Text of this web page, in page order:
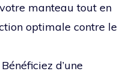
manteau tout en
optimale contre le
Bénéficiez d’une